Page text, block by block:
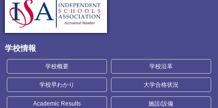
学校情報
学校概要 学校沿革
学校早わかり 大学合格状況
Academic Results 施設/設備